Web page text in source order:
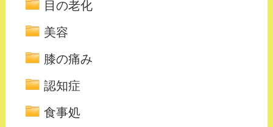
目の老化
美容
膝の痛み
認知症
食事処